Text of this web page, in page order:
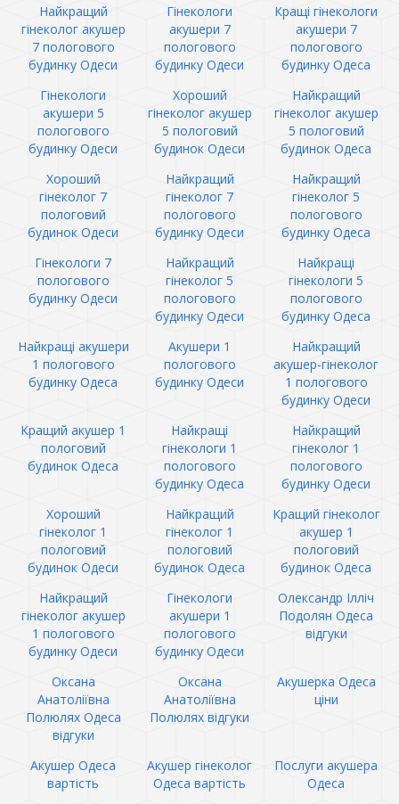
Найкращий
гінеколог акушер
7 пологового
будинку Одеси
Гінекологи
акушери 7
пологового
будинку Одеси
Кращі гінекологи
акушери 7
пологового
будинку Одеса
Гінекологи
акушери 5
пологового
будинку Одеси
Хороший
гінеколог акушер
5 пологовий
будинок Одеси
Найкращий
гінеколог акушер
5 пологовий
будинок Одеса
Хороший
гінеколог 7
пологовий
будинок Одеси
Найкращий
гінеколог 7
пологового
будинку Одеси
Найкращий
гінеколог 5
пологового
будинку Одеса
Гінекологи 7
пологового
будинку Одеси
Найкращий
гінеколог 5
пологового
будинку Одеси
Найкращі
гінекологи 5
пологового
будинку Одеса
Найкращі акушери
1 пологового
будинку Одеса
Акушери 1
пологового
будинку Одеси
Найкращий
акушер-гінеколог
1 пологового
будинку Одеси
Кращий акушер 1
пологовий
будинок Одеса
Найкращі
гінекологи 1
пологового
будинку Одеса
Найкращий
гінеколог 1
пологового
будинку Одеси
Хороший
гінеколог 1
пологовий
будинок Одеси
Найкращий
гінеколог 1
пологовий
будинок Одеса
Кращий гінеколог
акушер 1
пологовий
будинок Одеса
Найкращий
гінеколог акушер
1 пологового
будинку Одеси
Гінекологи
акушери 1
пологового
будинку Одеси
Олександр Ілліч
Подолян Одеса
відгуки
Оксана
Анатоліївна
Полюлях Одеса
відгуки
Оксана
Анатоліївна
Полюлях відгуки
Акушерка Одеса
ціни
Акушер Одеса
вартість
Акушер гінеколог
Одеса вартість
Послуги акушера
Одеса